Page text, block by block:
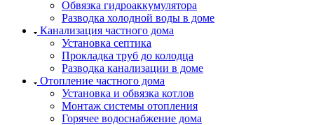
Обвязка гидроаккумулятора
Разводка холодной воды в доме
Канализация частного дома
Установка септика
Прокладка труб до колодца
Разводка канализации в доме
Отопление частного дома
Установка и обвязка котлов
Монтаж системы отопления
Горячее водоснабжение дома